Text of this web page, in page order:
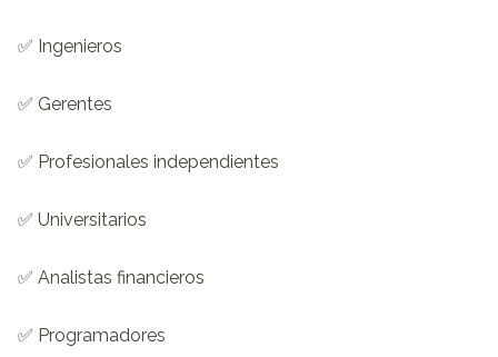
✅ Ingenieros
✅ Gerentes
✅ Profesionales independientes
✅ Universitarios
✅ Analistas financieros
✅ Programadores